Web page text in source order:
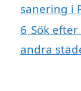
sanering i
6 Sök
andra